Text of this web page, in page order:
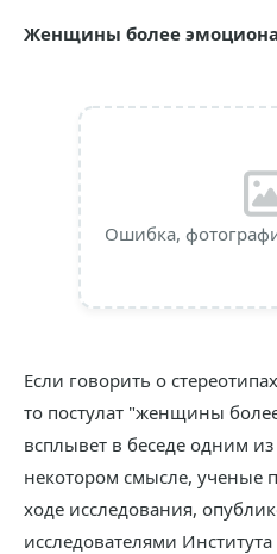
Женщины более
Ошибка,
Если говорить о
то постулат "женщины
всплывет в беседе одним
некотором смысле, ученые
ходе исследования,
исследователями